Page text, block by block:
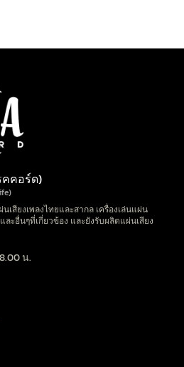
คคอร์ด)
เสียงเพลงไทยและสากล เครื่องเล่นแผ่น
ะอื่นๆที่เกี่ยวข้อง และยังรับผลิตแผ่นเสียง
น.